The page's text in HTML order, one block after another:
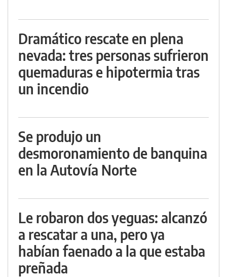
Dramático rescate en plena
nevada: tres personas sufrieron
quemaduras e hipotermia tras
un incendio
Se produjo un
desmoronamiento de banquina
en la Autovía Norte
Le robaron dos yeguas: alcanzó
a rescatar a una, pero ya
habían faenado a la que estaba
preñada